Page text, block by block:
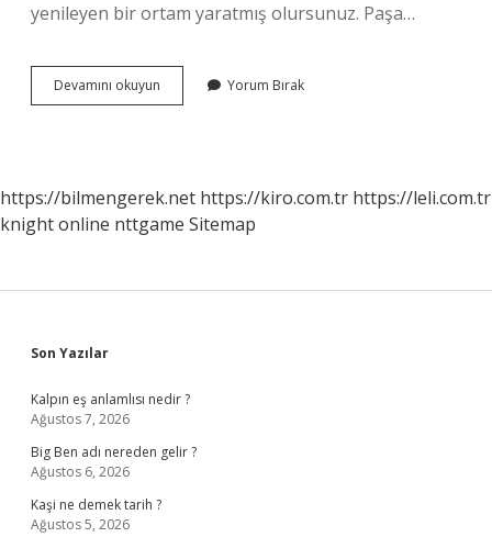
yenileyen bir ortam yaratmış olursunuz. Paşa…
Devamını okuyun
Kılıcı
Yorum Bırak
https://bilmengerek.net https://kiro.com.tr https://leli.com.tr
knight online nttgame Sitemap
Sidebar
Son Yazılar
Kalpın eş anlamlısı nedir ?
Ağustos 7, 2026
Big Ben adı nereden gelir ?
Ağustos 6, 2026
Kaşi ne demek tarih ?
Ağustos 5, 2026